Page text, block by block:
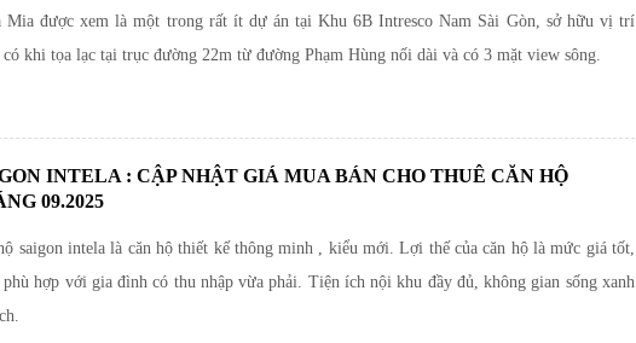
Mia được xem là một trong rất ít dự án tại Khu 6B Intresco Nam Sài Gòn, sở hữu vị trí
có khi tọa lạc tại trục đường 22m từ đường Phạm Hùng nối dài và có 3 mặt view sông.
INTELA : CẬP NHẬT GIÁ MUA BÁN CHO THUÊ CĂN HỘ
09.2025
saigon intela là căn hộ thiết kế thông minh , kiểu mới. Lợi thế của căn hộ là mức giá tốt,
phù hợp với gia đình có thu nhập vừa phải. Tiện ích nội khu đầy đủ, không gian sống xanh